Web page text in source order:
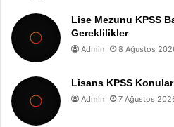
Lise Mezunu KPSS
Gereklilikler
Admin 8 Ağustos
Lisans KPSS
Admin 7 Ağustos